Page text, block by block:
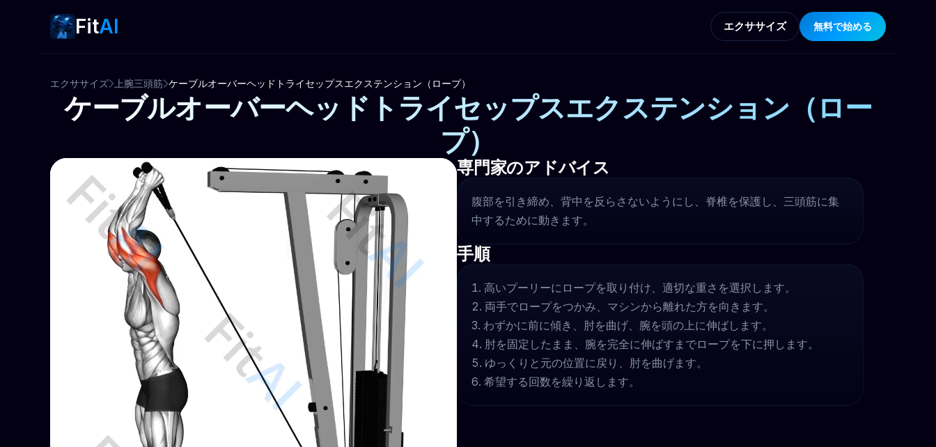
FitAI エクササイズ 無料で始める
エクササイズ 上腕三頭筋 ケーブルオーバーヘッドトライセップスエクステンション（ロープ）
ケーブルオーバーヘッドトライセップスエクステンション（ロー
プ）
専門家のアドバイス
腹部を引き締め、背中を反らさないようにし、脊椎を保護し、三頭筋に集
中するために動きます。
手順
高いプーリーにロープを取り付け、適切な重さを選択します。
両手でロープをつかみ、マシンから離れた方を向きます。
わずかに前に傾き、肘を曲げ、腕を頭の上に伸ばします。
肘を固定したまま、腕を完全に伸ばすまでロープを下に押します。
ゆっくりと元の位置に戻り、肘を曲げます。
希望する回数を繰り返します。